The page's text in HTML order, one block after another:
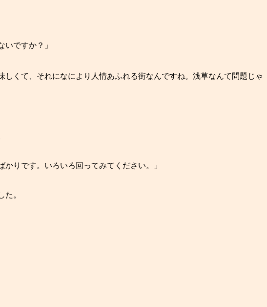
ですか？」
くて、それになにより人情あふれる街なんですね。浅草なんて問題じゃ
りです。いろいろ回ってみてください。」
。